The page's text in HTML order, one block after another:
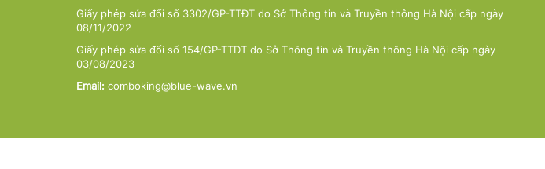
Giấy phép sửa đổi số 3302/GP-TTĐT do Sở Thông tin và Truyền thông Hà Nội cấp ngày
08/11/2022
Giấy phép sửa đổi số 154/GP-TTĐT do Sở Thông tin và Truyền thông Hà Nội cấp ngày
03/08/2023
Email: comboking@blue-wave.vn